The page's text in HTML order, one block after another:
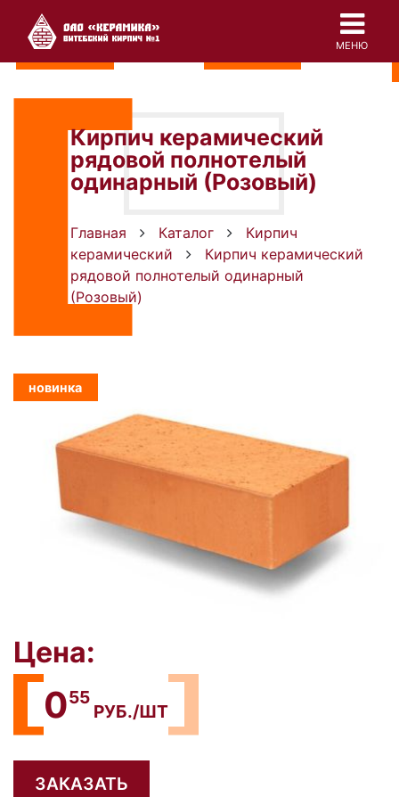
МЕНЮ
Кирпич керамический
рядовой полнотелый
одинарный (Розовый)
Главная Каталог
Кирпич
керамический
Кирпич керамический
рядовой полнотелый одинарный
(Розовый)
новинка
Цена:
055
РУБ./ШТ
ЗАКАЗАТЬ
В наличии
новинка
В наличии